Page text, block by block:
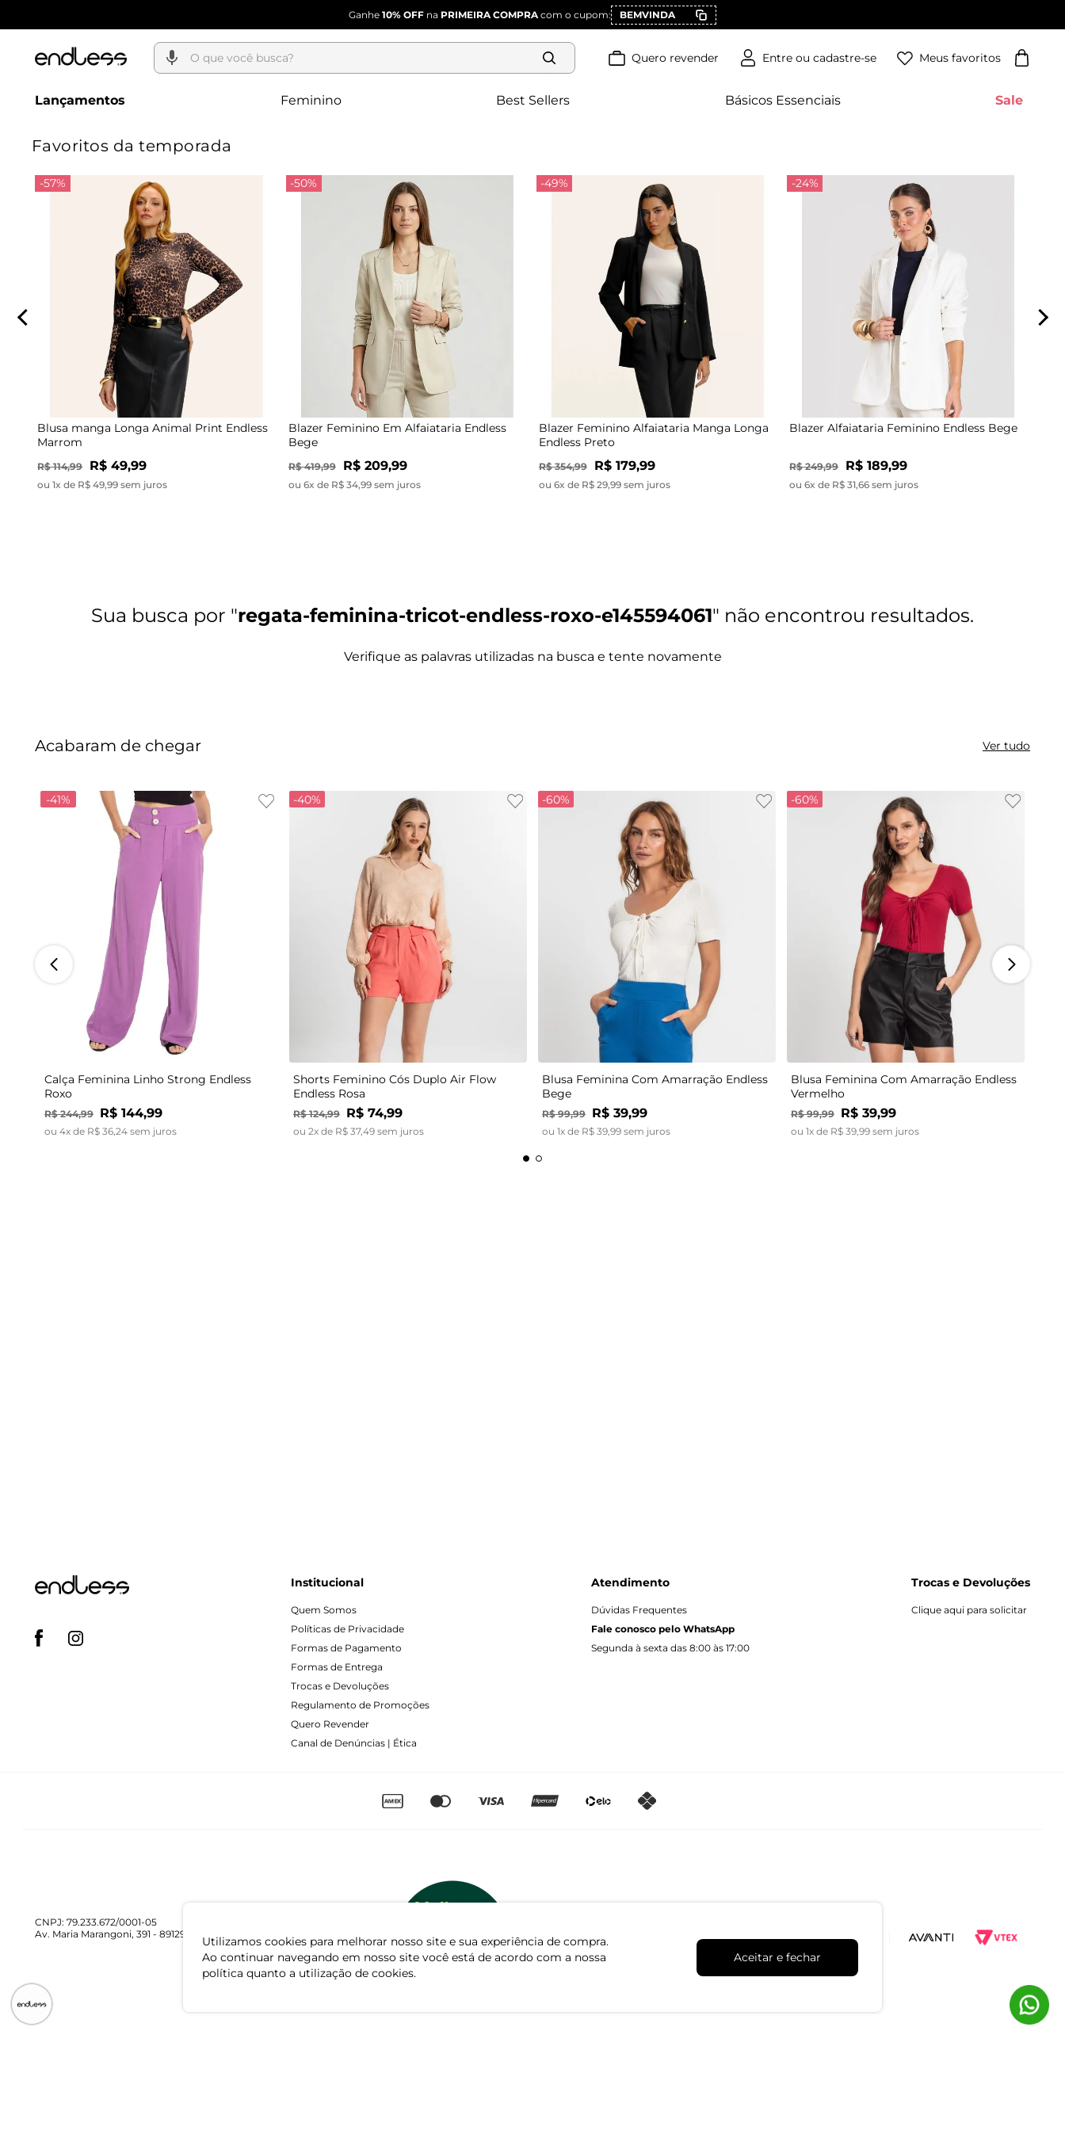
Utilizamos cookies para melhorar nosso site e sua experiência de compra.
Ao continuar navegando em nosso site você está de acordo com a nossa
política quanto a utilização de cookies.
Aceitar e fechar
Ganhe 10% OFF na PRIMEIRA COMPRA com o cupom: BEMVINDA
O que você busca?
Quero revender Meus favoritos
Lançamentos Feminino Best Sellers Básicos Essenciais Sale
Favoritos da temporada
-57%
Blusa manga Longa Animal Print Endless
Marrom
R$ 114,99 R$ 49,99
ou 1x de R$ 49,99 sem juros
-50%
Blazer Feminino Em Alfaiataria Endless
Bege
R$ 419,99 R$ 209,99
ou 6x de R$ 34,99 sem juros
-49%
Blazer Feminino Alfaiataria Manga Longa
Endless Preto
R$ 354,99 R$ 179,99
ou 6x de R$ 29,99 sem juros
-24%
Blazer Alfaiataria Feminino Endless Bege
R$ 249,99 R$ 189,99
ou 6x de R$ 31,66 sem juros
regata-feminina-tricot-endless-roxo-e145594061
Acabaram de chegar Ver tudo
-41%
M G
Calça Feminina Linho Strong Endless
Roxo
R$ 244,99 R$ 144,99
ou 4x de R$ 36 24 sem juros
-40%
M G
Shorts Feminino Cós Duplo Air Flow
Endless Rosa
R$ 124,99 R$ 74,99
ou 2x de R$ 37,49 sem juros
-60%
M
Blusa Feminina Com Amarração Endless
Bege
R$ 99,99 R$ 39,99
ou 1x de R$ 39 99 sem juros
-60%
M G GG
Blusa Feminina Com Amarração Endless
Vermelho
R$ 99,99 R$ 39,99
ou 1x de R$ 39 99 sem juros
Institucional
Quem Somos
Políticas de Privacidade
Formas de Pagamento
Formas de Entrega
Trocas e Devoluções
Regulamento de Promoções
Quero Revender
Canal de Denúncias | Ética
Atendimento
Dúvidas Frequentes
Fale conosco pelo WhatsApp
Segunda à sexta das 8:00 às 17:00
Trocas e Devoluções
Clique aqui para solicitar
CNPJ: 79.233.672/0001-05
Av. Maria Marangoni, 391 - 89129-080 - Luiz Alves - SC